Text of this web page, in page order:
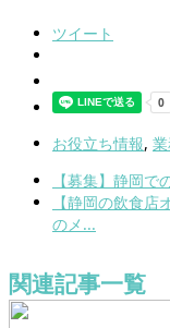
ツイート
お役立ち情報,
【募集】静岡
【静岡の飲食
のメ...
関連記事一覧